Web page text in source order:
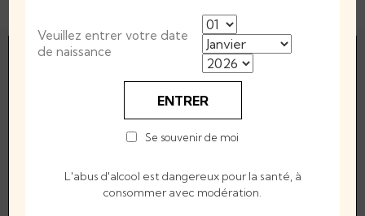
aux mineurs de moins de 18 ans
moment de la vente en ligne.
Veuillez entrer votre date
de naissance
ENTRER
Se souvenir de moi
L'abus d'alcool est dangereux pour la santé, à
consommer avec modération.